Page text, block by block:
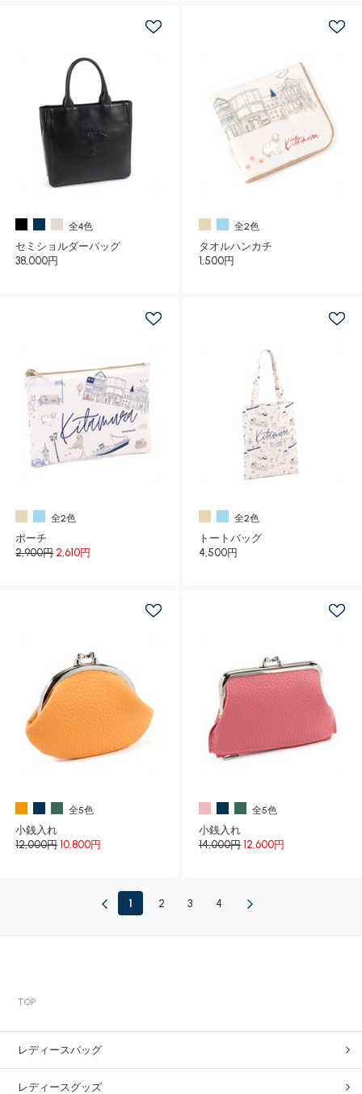
全4色
セミショルダーバッグ
38,000円
全2色
タオルハンカチ
1,500円
全2色
ポーチ
2,900円 2,610円
全2色
トートバッグ
4,500円
全5色
小銭入れ
12,000円 10,800円
全5色
小銭入れ
14,000円 12,600円
1 2 3 4
TOP
レディースバッグ
レディースグッズ